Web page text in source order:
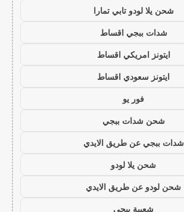
شحن يلا لودو تابي تمارا
شدات ببجي اقساط
ايتونز امريكي اقساط
ايتونز سعودي اقساط
فور يو
شحن شدات ببجي
شدات ببجي عن طريق الايدي
شحن يلا لودو
شحن لودو عن طريق الايدي
شعبية ببجي